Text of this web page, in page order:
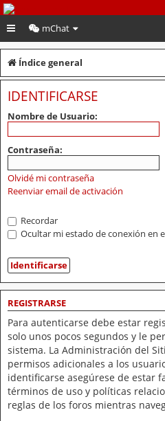
PeruVoley.com
mChat
Índice general
IDENTIFICARSE
Nombre de Usuario:
Contraseña:
Olvidé mi contraseña
Reenviar email de activación
Recordar
Ocultar mi estado de conexión en
REGISTRARSE
Para autenticarse debe estar
solo unos pocos segundos y le
sistema. La Administración del
permisos adicionales a los
identificarse asegúrese de estar
términos de uso y políticas
reglas de los foros mientras